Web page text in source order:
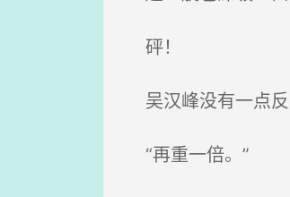
砰！
吴汉峰没有一点反
“再重一倍。”